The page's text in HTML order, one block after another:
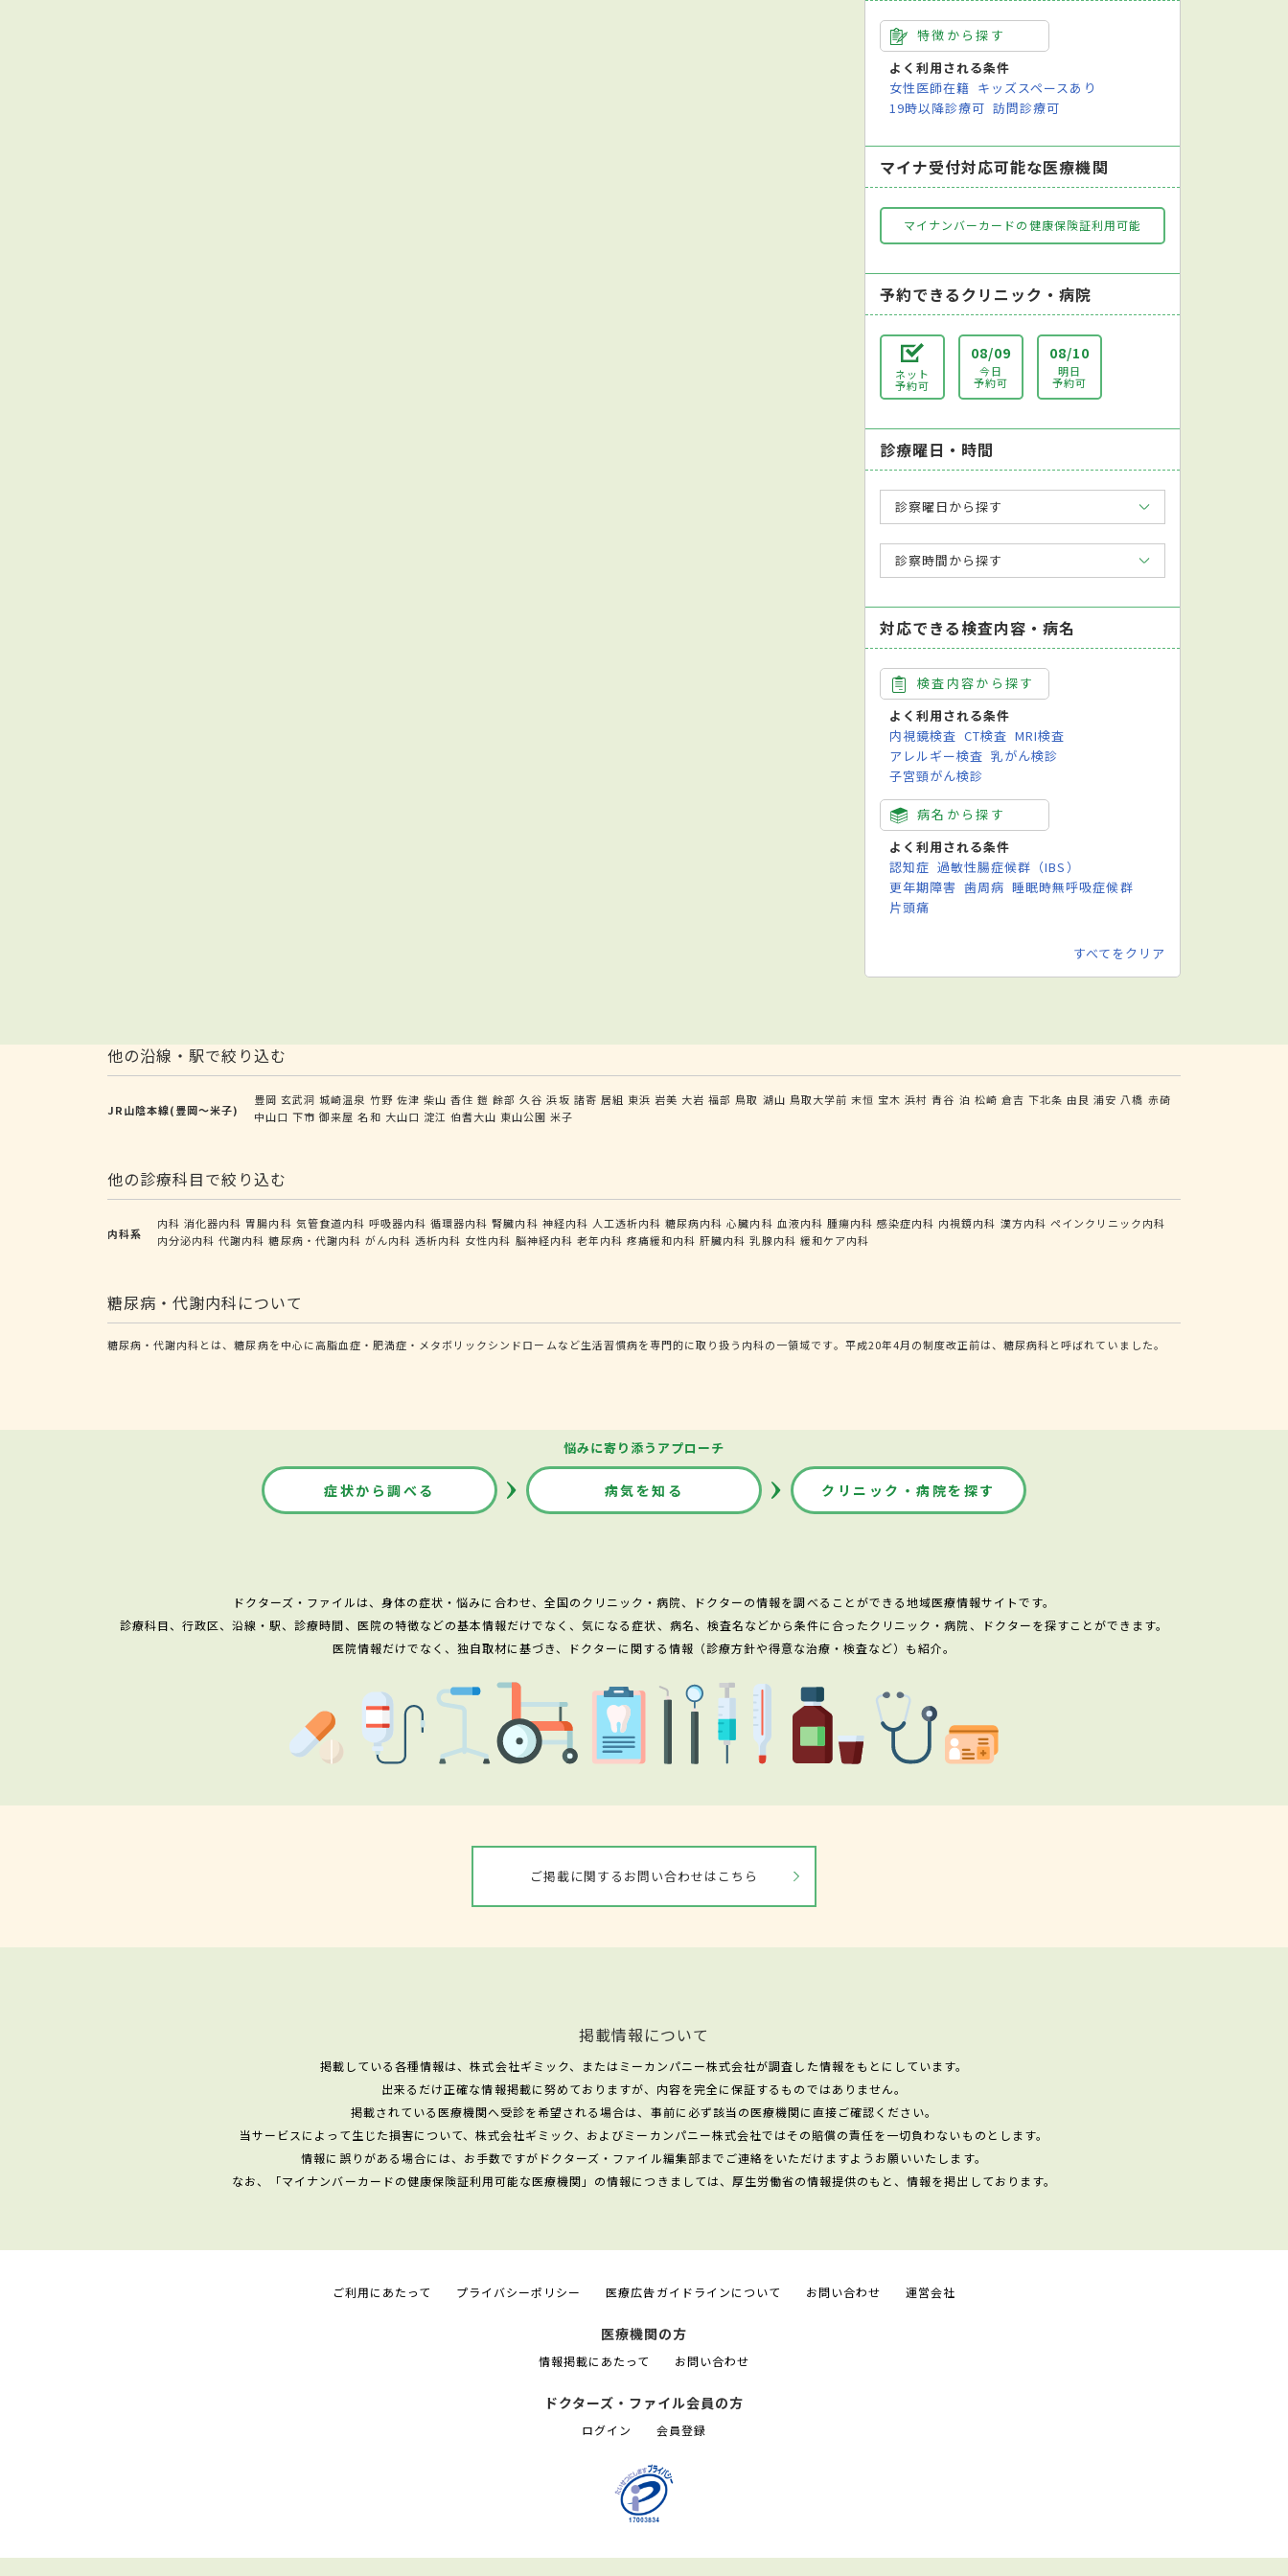
特徴から探す
よく利用される条件
女性医師在籍 キッズスペースあり
19時以降診療可 訪問診療可
マイナ受付対応可能な医療機関
マイナンバーカードの健康保険証利用可能
予約できるクリニック・病院
ネット
予約可
08/09
今日
予約可
08/10
明日
予約可
診療曜日・時間
診察曜日から探す
診察時間から探す
対応できる検査内容・病名
検査内容から探す
よく利用される条件
内視鏡検査 CT検査 MRI検査
アレルギー検査 乳がん検診
子宮頸がん検診
病名から探す
よく利用される条件
認知症 過敏性腸症候群（IBS）
更年期障害 歯周病 睡眠時無呼吸症候群
片頭痛
すべてをクリア
他の沿線・駅で絞り込む
JR山陰本線(豊岡～米子)
豊岡 玄武洞 城崎温泉 竹野 佐津 柴山 香住 鎧 餘部 久谷 浜坂 諸寄 居組 東浜 岩美 大岩 福部 鳥取 湖山 鳥取大学前 末恒 宝木 浜村 青谷 泊 松崎 倉吉 下北条 由良 浦安 八橋 赤碕
中山口 下市 御来屋 名和 大山口 淀江 伯耆大山 東山公園 米子
他の診療科目で絞り込む
内科系
内科 消化器内科 胃腸内科 気管食道内科 呼吸器内科 循環器内科 腎臓内科 神経内科 人工透析内科 糖尿病内科 心臓内科 血液内科 腫瘍内科 感染症内科 内視鏡内科 漢方内科 ペインクリニック内科
内分泌内科 代謝内科 糖尿病・代謝内科 がん内科 透析内科 女性内科 脳神経内科 老年内科 疼痛緩和内科 肝臓内科 乳腺内科 緩和ケア内科
糖尿病・代謝内科について
糖尿病・代謝内科とは、糖尿病を中心に高脂血症・肥満症・メタボリックシンドロームなど生活習慣病を専門的に取り扱う内科の一領域です。平成20年4月の制度改正前は、糖尿病科と呼ばれていました。
悩みに寄り添うアプローチ
症状から調べる 病気を知る クリニック・病院を探す
ドクターズ・ファイルは、身体の症状・悩みに合わせ、全国のクリニック・病院、ドクターの情報を調べることができる地域医療情報サイトです。
診療科目、行政区、沿線・駅、診療時間、医院の特徴などの基本情報だけでなく、気になる症状、病名、検査名などから条件に合ったクリニック・病院、ドクターを探すことができます。
医院情報だけでなく、独自取材に基づき、ドクターに関する情報（診療方針や得意な治療・検査など）も紹介。
ご掲載に関するお問い合わせはこちら
掲載情報について
掲載している各種情報は、株式会社ギミック、またはミーカンパニー株式会社が調査した情報をもとにしています。
出来るだけ正確な情報掲載に努めておりますが、内容を完全に保証するものではありません。
掲載されている医療機関へ受診を希望される場合は、事前に必ず該当の医療機関に直接ご確認ください。
当サービスによって生じた損害について、株式会社ギミック、およびミーカンパニー株式会社ではその賠償の責任を一切負わないものとします。
情報に誤りがある場合には、お手数ですがドクターズ・ファイル編集部までご連絡をいただけますようお願いいたします。
なお、「マイナンバーカードの健康保険証利用可能な医療機関」の情報につきましては、厚生労働省の情報提供のもと、情報を掲出しております。
ご利用にあたって プライバシーポリシー 医療広告ガイドラインについて お問い合わせ 運営会社
医療機関の方
情報掲載にあたって お問い合わせ
ドクターズ・ファイル会員の方
ログイン 会員登録